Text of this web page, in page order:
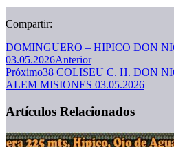
Compartir:
DOMINGUERO – HIPICO DON
03.05.2026Anterior
Próximo38 COLISEU C. H. DON
ALEM MISIONES 03.05.2026
Artículos Relacionados